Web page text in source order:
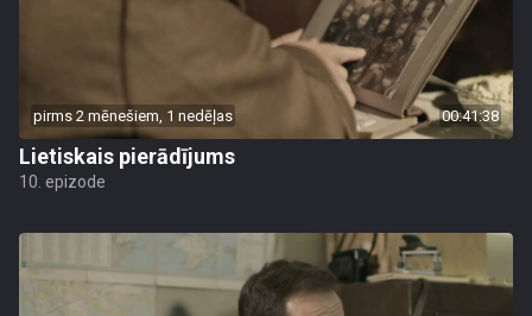
pirms 2 mēnešiem, 1 nedēļas 00:41:38
Lietiskais pierādījums
10. epizode